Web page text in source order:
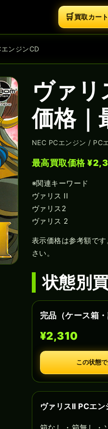
🛒買取カー
ンジンCD
ヴァ
価格｜
NEC PCエンジン / PC
最高買取価格
※関連キーワード
ヴァリス II
ヴァリス2
ヴァリス 2
表示価格は参考額で
さい。
状態別
完品（ケース箱・
¥2,310
この状態
ヴァリスII PCエ